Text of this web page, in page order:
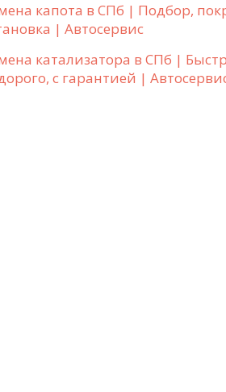
капота в СПб | Подбор,
| Автосервис
катализатора в СПб |
с гарантией |